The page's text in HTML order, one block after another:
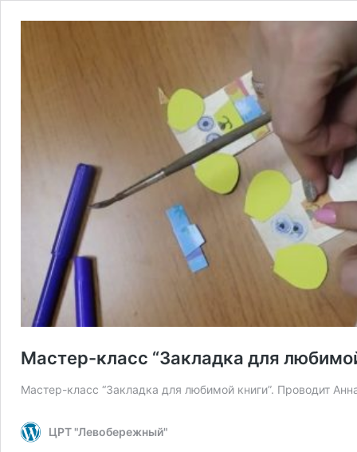
Мастер-класс “Закладка для
Мастер-класс “Закладка для любимой книги”. Проводит
ЦРТ "Левобережный"